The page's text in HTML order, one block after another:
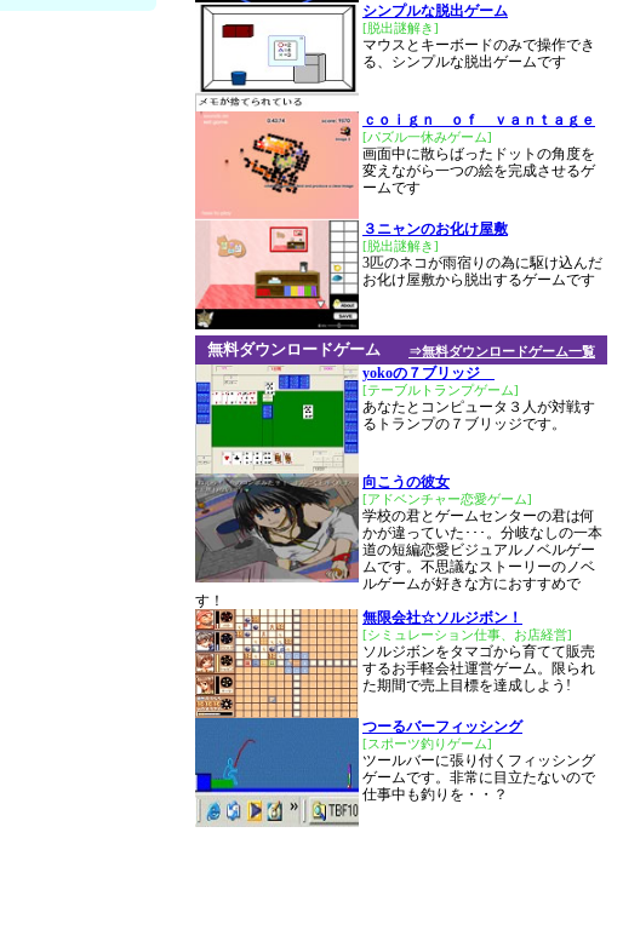
シンプルな脱出ゲーム
[脱出謎解き]
マウスとキーボードのみで操作でき
る、シンプルな脱出ゲームです
ｃｏｉｇｎ ｏｆ ｖａｎｔａｇｅ
[パズル一休みゲーム]
画面中に散らばったドットの角度を
変えながら一つの絵を完成させるゲ
ームです
３ニャンのお化け屋敷
[脱出謎解き]
3匹のネコが雨宿りの為に駆け込んだ
お化け屋敷から脱出するゲームです
⇒無料ダウンロードゲーム一覧
無料ダウンロードゲーム
yokoの７ブリッジ
[テーブルトランプゲーム]
あなたとコンピュータ３人が対戦す
るトランプの７ブリッジです。
向こうの彼女
[アドベンチャー恋愛ゲーム]
学校の君とゲームセンターの君は何
かが違っていた･･･。分岐なしの一本
道の短編恋愛ビジュアルノベルゲー
ムです。不思議なストーリーのノベ
ルゲームが好きな方におすすめで
す！
無限会社☆ソルジボン！
[シミュレーション仕事、お店経営]
ソルジボンをタマゴから育てて販売
するお手軽会社運営ゲーム。限られ
た期間で売上目標を達成しよう!
つーるバーフィッシング
[スポーツ釣りゲーム]
ツールバーに張り付くフィッシング
ゲームです。非常に目立たないので
仕事中も釣りを・・？